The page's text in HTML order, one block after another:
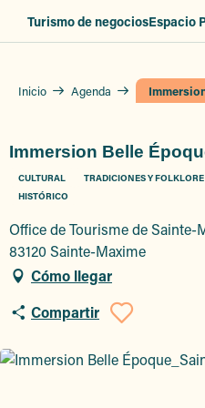
Turismo de negociosEspacio
Inicio Agenda
Immersion Belle
CULTURAL TRADICIONES Y FOLKLORE
HISTÓRICO
Office de Tourisme de Sainte-
83120 Sainte-Maxime
Cómo llegar
Compartir